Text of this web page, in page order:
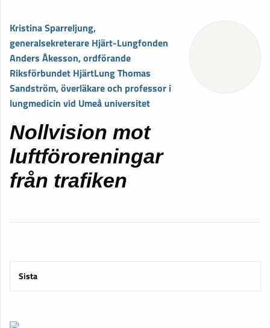
Kristina Sparreljung,
generalsekreterare Hjärt-Lungfonden
Anders Åkesson, ordförande
Riksförbundet HjärtLung Thomas
Sandström, överläkare och professor i
lungmedicin vid Umeå universitet
Nollvision mot
luftföroreningar
från trafiken
Sista